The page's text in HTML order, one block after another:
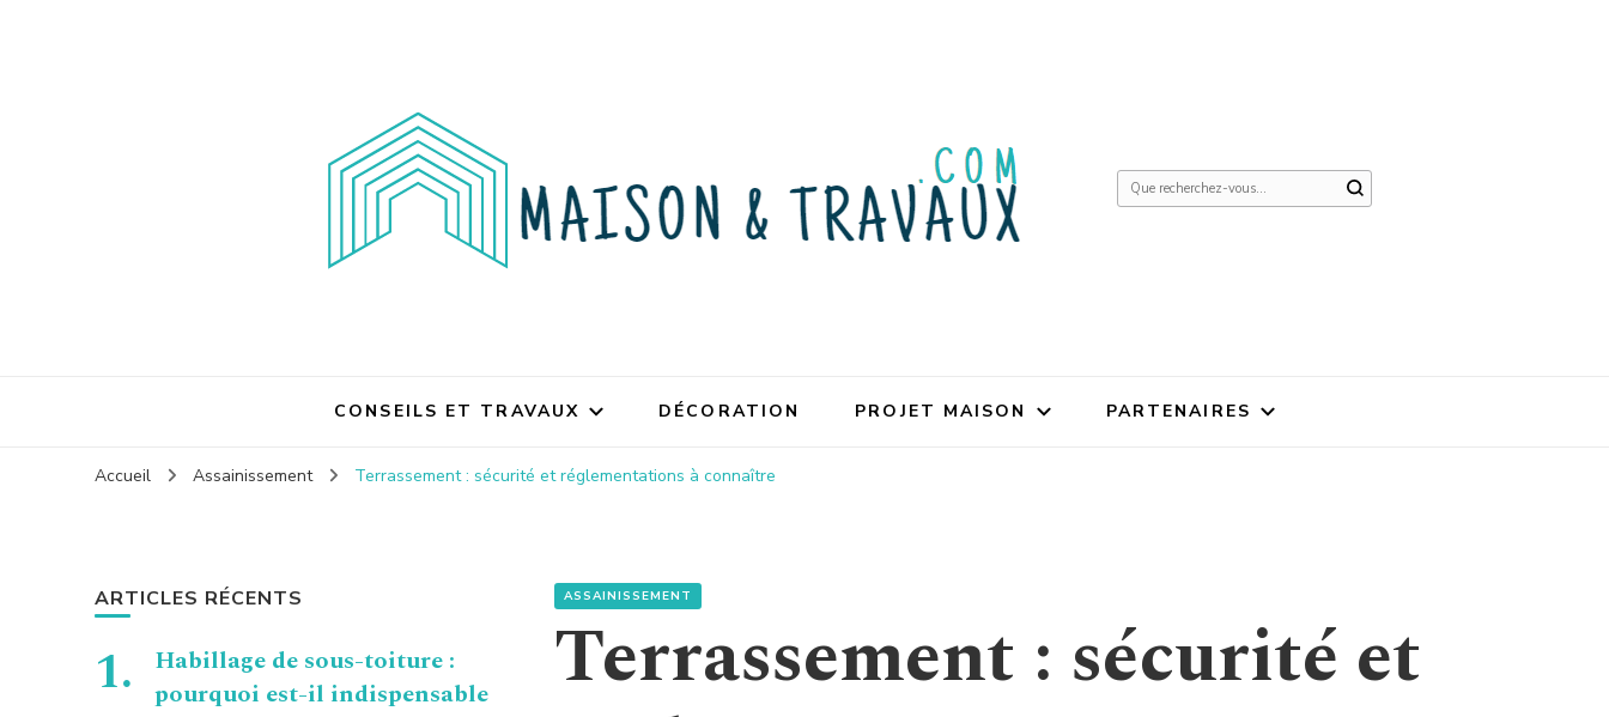
Vous
CONSEILS ET TRAVAUX DÉCORATION PROJET MAISON PARTENAIRES
Accueil Assainissement Terrassement : sécurité et réglementations à connaître
ASSAINISSEMENT
Terrassement : sécurité et
ARTICLES RÉCENTS
Habillage de sous-toiture :
pourquoi est-il indispensable